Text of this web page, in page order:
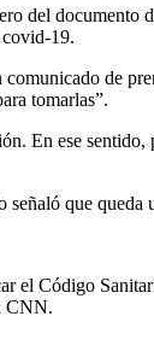
del documento
19.
comunicado de
tomarlas”.
En ese sentido,
que queda
el Código
CNN.